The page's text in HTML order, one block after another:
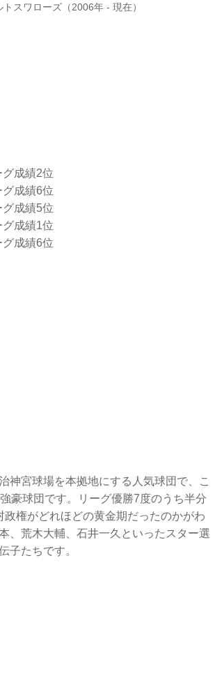
スワローズ（2006年 - 現在）
成績2位
成績6位
グ成績5位
成績1位
成績6位
神宮球場を本拠地にする人気球団で、こ
豪球団です。リーグ優勝7度のうち半分
権がどれほどの黄金期だったのかがわ
、荒木大輔、石井一久といったスター選
子たちです。